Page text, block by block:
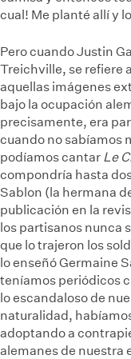
cual! Me planté allí y
Pero cuando Justin
Treichville, se refiere
aquellas imágenes
bajo la ocupación
precisamente, era
cuando no sabíamos
podíamos cantar Le
compondría hasta
Sablon (la hermana
publicación en la
los partisanos nunca
que lo trajeron los
lo enseñó Germaine
teníamos periódicos
lo escandaloso de
naturalidad,
adoptando a
alemanes de nuestra